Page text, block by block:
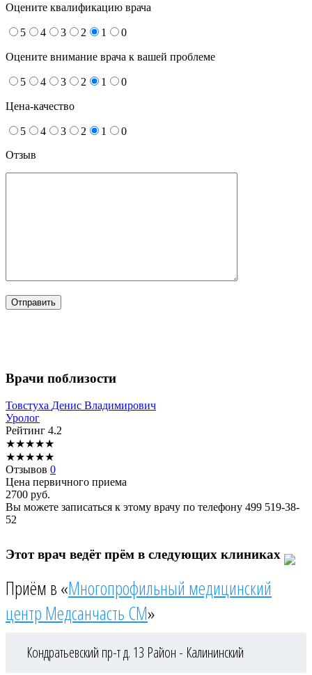
Оцените квалификацию врача
5 4 3 2 1 0
Оцените внимание врача к вашей проблеме
5 4 3 2 1 0
Цена-качество
5 4 3 2 1
0
Отзыв
Врачи поблизости
Товстуха Денис Владимирович
Уролог
Рейтинг 4.2
★★★★★
★★★★★
Отзывов 0
Цена первичного приема
2700 руб.
Вы можете записаться к этому врачу по телефону 499 519-38-
52
Этот врач ведёт прём в следующих клиниках
Приём в «Многопрофильный медицинский
центр Медсанчасть СМ»
Кондратьевский пр-т д. 13 Район - Калининский